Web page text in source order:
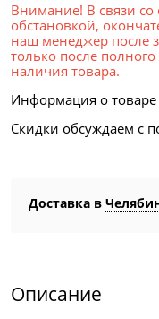
Внимание! В связи
обстановкой,
наш менеджер после
только после
наличия товара.
Информация о товаре
Скидки обсуждаем с
Доставка в
Описание